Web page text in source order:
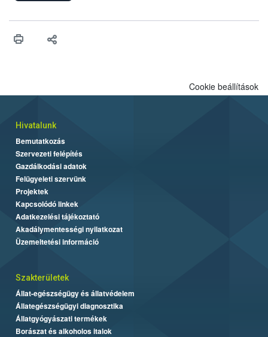
érésű szőlőkben is legyen lehetőség a károsító elleni további
felhasználók számára is elérhető és ökológiai termesztésben is
Cookie beállítások
Hivatalunk
Bemutatkozás
Szervezeti felépítés
Gazdálkodási adatok
Felügyeleti szervünk
Projektek
Kapcsolódó linkek
Adatkezelési tájékoztató
Akadálymentességi nyilatkozat
Üzemeltetési információ
Szakterületek
Állat-egészségügy és állatvédelem
Állategészségügyi diagnosztika
Állatgyógyászati termékek
Borászat és alkoholos italok